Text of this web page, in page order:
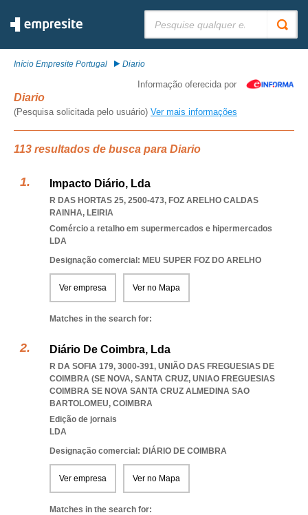
Início Empresite Portugal Diario
Informação oferecida por
Diario
(Pesquisa solicitada pelo usuário) Ver mais informações
113 resultados de busca para Diario
Impacto Diário, Lda
R DAS HORTAS 25, 2500-473, FOZ ARELHO CALDAS
RAINHA, LEIRIA
Comércio a retalho em supermercados e hipermercados
LDA
Designação comercial: MEU SUPER FOZ DO ARELHO
Ver empresa Ver no Mapa
Matches in the search for:
Diário De Coimbra, Lda
R DA SOFIA 179, 3000-391, UNIÃO DAS FREGUESIAS DE
COIMBRA (SE NOVA, SANTA CRUZ, UNIAO FREGUESIAS
COIMBRA SE NOVA SANTA CRUZ ALMEDINA SAO
BARTOLOMEU, COIMBRA
Edição de jornais
LDA
Designação comercial: DIÁRIO DE COIMBRA
Ver empresa Ver no Mapa
Matches in the search for: